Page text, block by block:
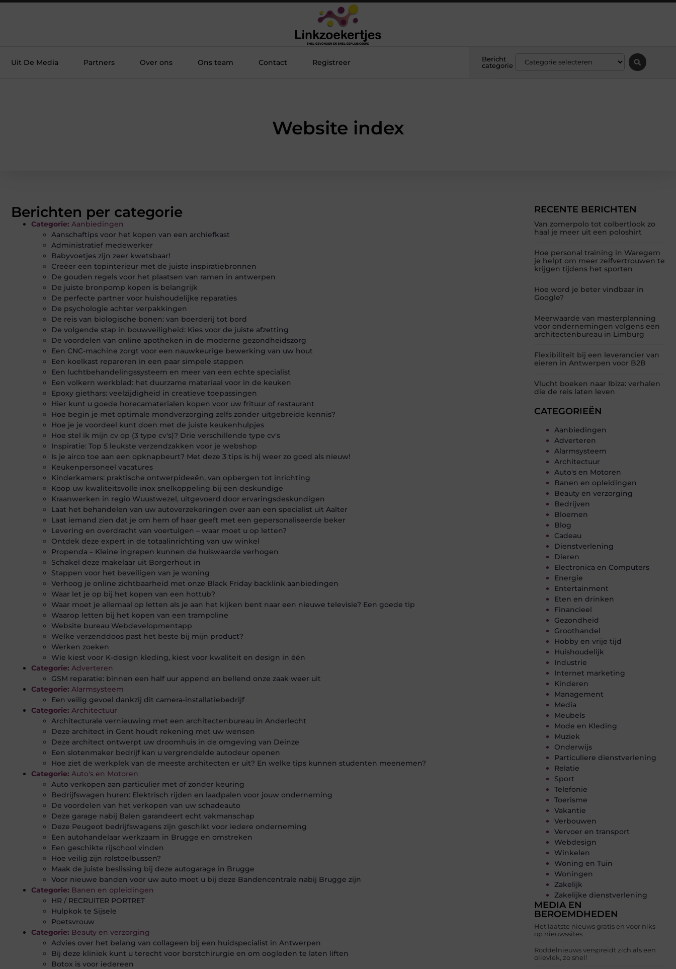
Uit De Media Partners Over ons Ons team Contact Registreer
Bericht
categorie
Website index
RECENTE BERICHTEN
Van zomerpolo tot colbertlook zo
haal je meer uit een poloshirt
Hoe personal training in Waregem
je helpt om meer zelfvertrouwen te
krijgen tijdens het sporten
Hoe word je beter vindbaar in
Google?
Meerwaarde van masterplanning
voor ondernemingen volgens een
architectenbureau in Limburg
Flexibiliteit bij een leverancier van
eieren in Antwerpen voor B2B
Vlucht boeken naar Ibiza: verhalen
die de reis laten leven
CATEGORIEËN
Aanbiedingen
Adverteren
Alarmsysteem
Architectuur
Auto's en Motoren
Banen en opleidingen
Beauty en verzorging
Bedrijven
Bloemen
Blog
Cadeau
Dienstverlening
Dieren
Electronica en Computers
Energie
Entertainment
Eten en drinken
Financieel
Gezondheid
Groothandel
Hobby en vrije tijd
Huishoudelijk
Industrie
Internet marketing
Kinderen
Management
Media
Meubels
Mode en Kleding
Muziek
Onderwijs
Particuliere dienstverlening
Relatie
Sport
Telefonie
Toerisme
Vakantie
Verbouwen
Vervoer en transport
Webdesign
Winkelen
Woning en Tuin
Woningen
Zakelijk
Zakelijke dienstverlening
MEDIA EN
BEROEMDHEDEN
Het laatste nieuws gratis en voor niks
op nieuwssites
Roddelnieuws verspreidt zich als een
olievlek, zo snel!
Berichten per categorie
Categorie: Aanbiedingen
Aanschaftips voor het kopen van een archiefkast
Administratief medewerker
Babyvoetjes zijn zeer kwetsbaar!
Creëer een topinterieur met de juiste inspiratiebronnen
De gouden regels voor het plaatsen van ramen in antwerpen
De juiste bronpomp kopen is belangrijk
De perfecte partner voor huishoudelijke reparaties
De psychologie achter verpakkingen
De reis van biologische bonen: van boerderij tot bord
De volgende stap in bouwveiligheid: Kies voor de juiste afzetting
De voordelen van online apotheken in de moderne gezondheidszorg
Een CNC-machine zorgt voor een nauwkeurige bewerking van uw hout
Een koelkast repareren in een paar simpele stappen
Een luchtbehandelingssysteem en meer van een echte specialist
Een volkern werkblad: het duurzame materiaal voor in de keuken
Epoxy giethars: veelzijdigheid in creatieve toepassingen
Hier kunt u goede horecamaterialen kopen voor uw frituur of restaurant
Hoe begin je met optimale mondverzorging zelfs zonder uitgebreide kennis?
Hoe je je voordeel kunt doen met de juiste keukenhulpjes
Hoe stel ik mijn cv op (3 type cv's)? Drie verschillende type cv's
Inspiratie: Top 5 leukste verzendzakken voor je webshop
Is je airco toe aan een opknapbeurt? Met deze 3 tips is hij weer zo goed als nieuw!
Keukenpersoneel vacatures
Kinderkamers: praktische ontwerpideeën, van opbergen tot inrichting
Koop uw kwaliteitsvolle inox snelkoppeling bij een deskundige
Kraanwerken in regio Wuustwezel, uitgevoerd door ervaringsdeskundigen
Laat het behandelen van uw autoverzekeringen over aan een specialist uit Aalter
Laat iemand zien dat je om hem of haar geeft met een gepersonaliseerde beker
Levering en overdracht van voertuigen – waar moet u op letten?
Ontdek deze expert in de totaalinrichting van uw winkel
Propenda – Kleine ingrepen kunnen de huiswaarde verhogen
Schakel deze makelaar uit Borgerhout in
Stappen voor het beveiligen van je woning
Verhoog je online zichtbaarheid met onze Black Friday backlink aanbiedingen
Waar let je op bij het kopen van een hottub?
Waar moet je allemaal op letten als je aan het kijken bent naar een nieuwe televisie? Een goede tip
Waarop letten bij het kopen van een trampoline
Website bureau Webdevelopmentapp
Welke verzenddoos past het beste bij mijn product?
Werken zoeken
Wie kiest voor K-design kleding, kiest voor kwaliteit en design in één
Categorie: Adverteren
GSM reparatie: binnen een half uur append en bellend onze zaak weer uit
Categorie: Alarmsysteem
Een veilig gevoel dankzij dit camera-installatiebedrijf
Categorie: Architectuur
Architecturale vernieuwing met een architectenbureau in Anderlecht
Deze architect in Gent houdt rekening met uw wensen
Deze architect ontwerpt uw droomhuis in de omgeving van Deinze
Een slotenmaker bedrijf kan u vergrendelde autodeur openen
Hoe ziet de werkplek van de meeste architecten er uit? En welke tips kunnen studenten meenemen?
Categorie: Auto's en Motoren
Auto verkopen aan particulier met of zonder keuring
Bedrijfswagen huren: Elektrisch rijden en laadpalen voor jouw onderneming
De voordelen van het verkopen van uw schadeauto
Deze garage nabij Balen garandeert echt vakmanschap
Deze Peugeot bedrijfswagens zijn geschikt voor iedere onderneming
Een autohandelaar werkzaam in Brugge en omstreken
Een geschikte rijschool vinden
Hoe veilig zijn rolstoelbussen?
Maak de juiste beslissing bij deze autogarage in Brugge
Voor nieuwe banden voor uw auto moet u bij deze Bandencentrale nabij Brugge zijn
Categorie: Banen en opleidingen
HR / RECRUITER PORTRET
Hulpkok te Sijsele
Poetsvrouw
Categorie: Beauty en verzorging
Advies over het belang van collageen bij een huidspecialist in Antwerpen
Bij deze kliniek kunt u terecht voor borstchirurgie en om oogleden te laten liften
Botox is voor iedereen